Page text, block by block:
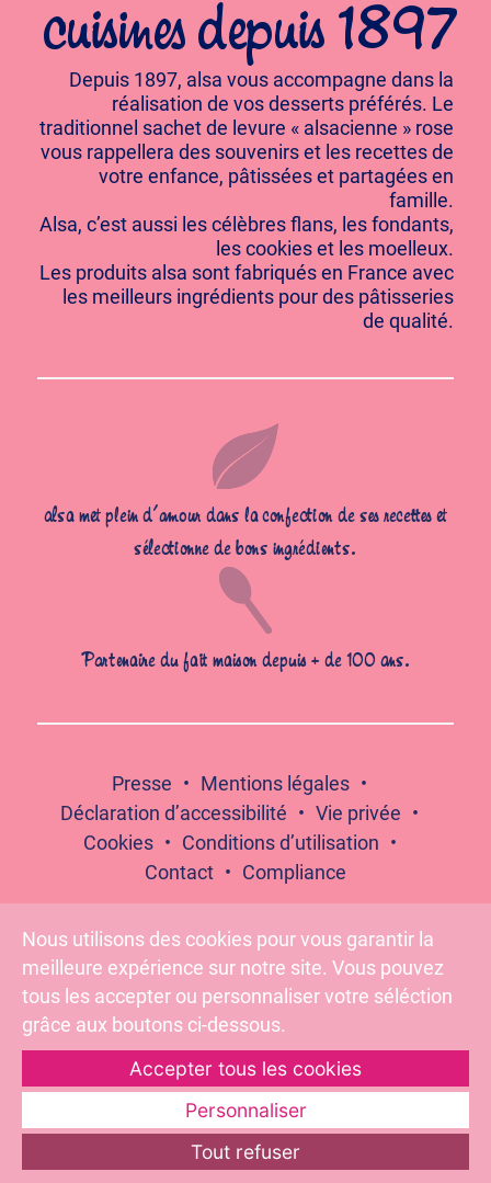
alsa met plein d’amour dans la confection de ses recettes et
sélectionne de bons ingrédients.
Partenaire du fait maison depuis + de 100 ans.
cuisines depuis 1897
Depuis 1897, alsa vous accompagne dans la
réalisation de vos desserts préférés. Le
traditionnel sachet de levure « alsacienne » rose
vous rappellera des souvenirs et les recettes de
votre enfance, pâtissées et partagées en
famille.
Alsa, c’est aussi les célèbres flans, les fondants,
les cookies et les moelleux.
Les produits alsa sont fabriqués en France avec
les meilleurs ingrédients pour des pâtisseries
de qualité.
Presse
Mentions légales
Déclaration d’accessibilité
Vie privée
Cookies
Conditions d’utilisation
Contact
Compliance
Pour votre santé, évitez de grignoter entre les repas –
www.mangerbouger.fr
Suivez-nous :
Nous utilisons des cookies pour vous garantir la
meilleure expérience sur notre site. Vous pouvez
tous les accepter ou personnaliser votre séléction
grâce aux boutons ci-dessous.
Accepter tous les cookies
Personnaliser
Tout refuser